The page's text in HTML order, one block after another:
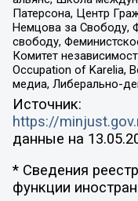
Патерсона, Центр
Немцова за Свободу,
свободу,
Комитет
Occupation of Karelia,
медиа, Либерально-
Источник:
https://
данные на
* Сведения
функции